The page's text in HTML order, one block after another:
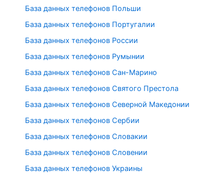
База данных телефонов Польши
База данных телефонов Португалии
База данных телефонов России
База данных телефонов Румынии
База данных телефонов Сан-Марино
База данных телефонов Святого Престола
База данных телефонов Северной Македонии
База данных телефонов Сербии
База данных телефонов Словакии
База данных телефонов Словении
База данных телефонов Украины